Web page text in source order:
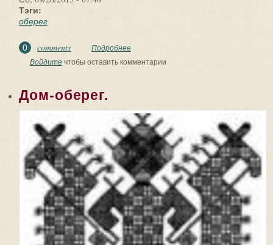
Тэги:
оберег
0 comments Подробнее
«Крупеничка» − не единственное
сытость и достаток в семье.
Войдитечтобы оставить комментарии
Дом-оберег.